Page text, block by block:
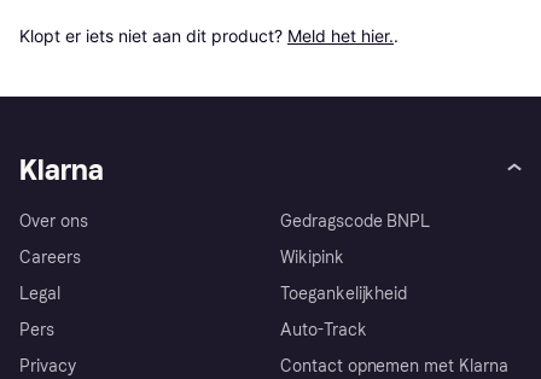
Klopt er iets niet aan dit product? Meld het hier..
Klarna
Over ons
Careers
Legal
Pers
Privacy
Gedragscode BNPL
Wikipink
Toegankelijkheid
Auto-Track
Contact opnemen met Klarna